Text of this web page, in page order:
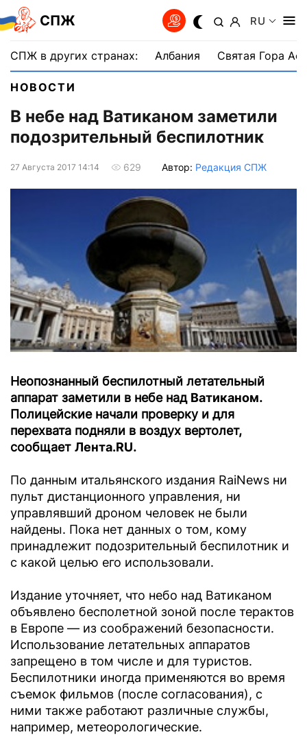
СПЖ RU
СПЖ в других странах: Албания Святая Гора
НОВОСТИ
В небе над Ватиканом заметили
подозрительный беспилотник
27 Августа 2017 14:14 629 Автор: Редакция СПЖ
Неопознанный беспилотный летательный
аппарат заметили в небе над Ватиканом.
Полицейские начали проверку и для
перехвата подняли в воздух вертолет,
сообщает Лента.RU.
По данным итальянского издания RaiNews ни
пульт дистанционного управления, ни
управлявший дроном человек не были
найдены. Пока нет данных о том, кому
принадлежит подозрительный беспилотник и
с какой целью его использовали.
Издание уточняет, что небо над Ватиканом
объявлено бесполетной зоной после терактов
в Европе — из соображений безопасности.
Использование летательных аппаратов
запрещено в том числе и для туристов.
Беспилотники иногда применяются во время
съемок фильмов (после согласования), с
ними также работают различные службы,
например, метеорологические.